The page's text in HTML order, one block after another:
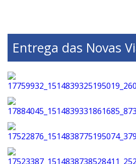
Entrega das Novas